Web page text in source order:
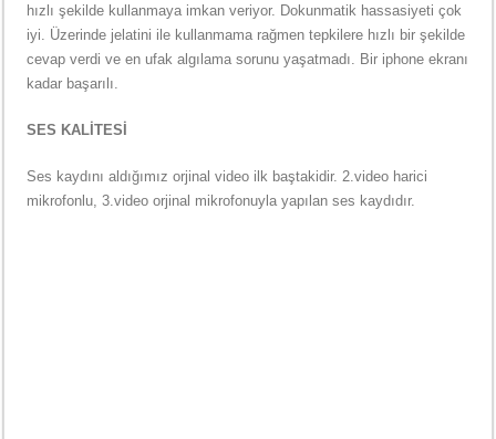
hızlı şekilde kullanmaya imkan veriyor. Dokunmatik hassasiyeti çok
iyi. Üzerinde jelatini ile kullanmama rağmen tepkilere hızlı bir şekilde
cevap verdi ve en ufak algılama sorunu yaşatmadı. Bir iphone ekranı
kadar başarılı.
SES KALİTESİ
Ses kaydını aldığımız orjinal video ilk baştakidir. 2.video harici
mikrofonlu, 3.video orjinal mikrofonuyla yapılan ses kaydıdır.